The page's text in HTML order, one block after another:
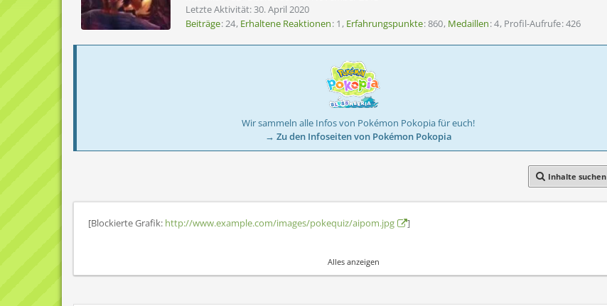
Letzte Aktivität:30. April 2020
Beiträge 24 Erhaltene Reaktionen 1 Erfahrungspunkte 860 Medaillen 4 Profil-Aufrufe 426
Wir sammeln alle Infos von Pokémon Pokopia für euch!
→ Zu den Infoseiten von Pokémon Pokopia
Inhalte suchen
[Blockierte Grafik: http://www.example.com/images/pokequiz/aipom.jpg ]
Alles anzeigen